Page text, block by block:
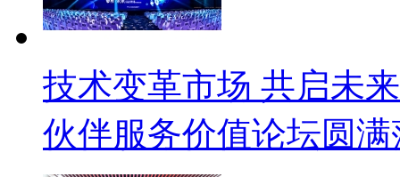
技术变革市场 共启未
伙伴服务价值论坛圆满